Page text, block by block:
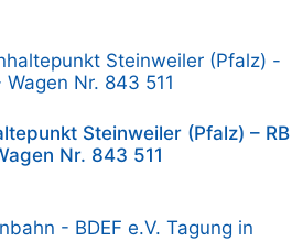
Steinweiler (Pfalz) – RB
Nr. 843 511